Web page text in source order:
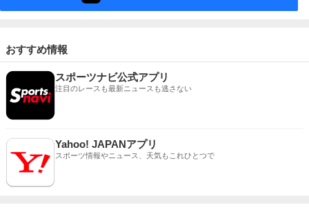
おすすめ情報
スポーツナビ公式アプリ
注目のレースも最新ニュースも逃さない
Yahoo! JAPANアプリ
スポーツ情報やニュース、天気もこれひとつで